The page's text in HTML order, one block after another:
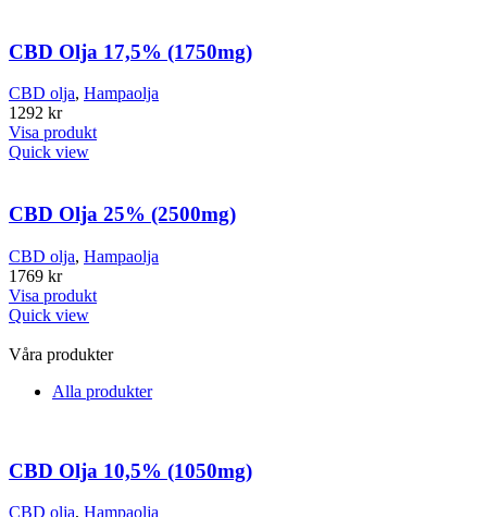
CBD Olja 17,5% (1750mg)
CBD olja, Hampaolja
1292 kr
Visa produkt
Quick view
CBD Olja 25% (2500mg)
CBD olja, Hampaolja
1769 kr
Visa produkt
Quick view
Våra produkter
Alla produkter
CBD Olja 10,5% (1050mg)
CBD olja, Hampaolja